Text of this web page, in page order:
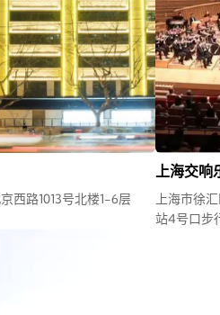
西路1013号北楼1-6层
上海交响
上海市徐
站4号口步